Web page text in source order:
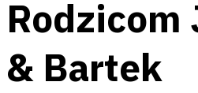
Rodzicom
& Bartek